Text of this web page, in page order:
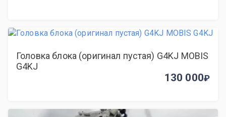
Головка блока (оригинал пустая) G4KJ MOBIS
G4KJ
130 000